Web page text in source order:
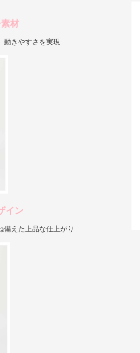
材
動きやすさを実現
イン
備えた上品な仕上がり